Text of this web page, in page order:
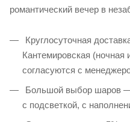
романтический вечер в
Круглосуточная
Кантемировская (ночная
согласуются с
Большой выбор шаров
с подсветкой, с